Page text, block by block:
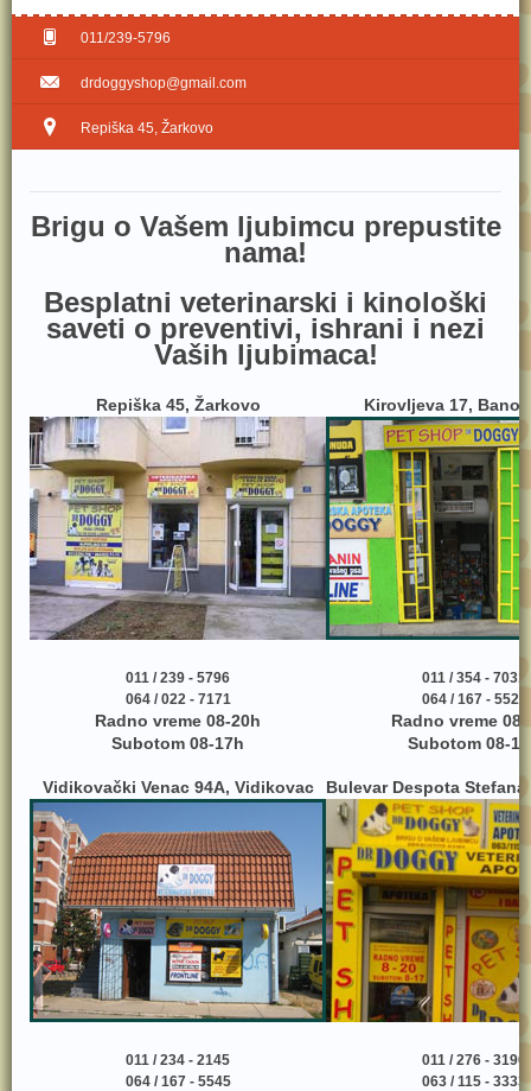
011/239-5796
drdoggyshop@gmail.com
Repiška 45, Žarkovo
Brig​u o Vašem ljubimcu prepustite
nama!
Besplatni veterinarski i kinološki
saveti o preventivi, ishrani i nezi
Vaših ljubimaca!
Repiška 45, Žarkovo
011 / 239 - 5796
064 / 022 - 7171
Radno vreme 08-20h
Subotom 08-17h
Kirovljeva 17,
011 / 354 - 7031
064 / 167 - 5525
Radno vreme
Subotom 08-
Vidikovački Venac 94A, Vidikovac
011 / 234 - 2145
064 / 167 - 5545
Bulevar Despota Stefana
011 / 276 - 3190
063 / 115 - 3333